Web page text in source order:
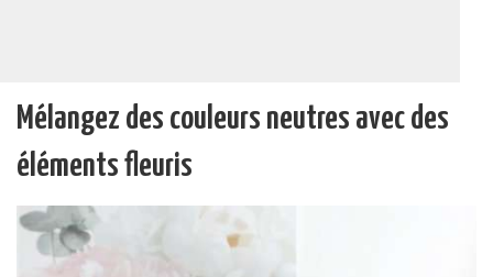
Mélangez des couleurs neutres avec des
éléments fleuris